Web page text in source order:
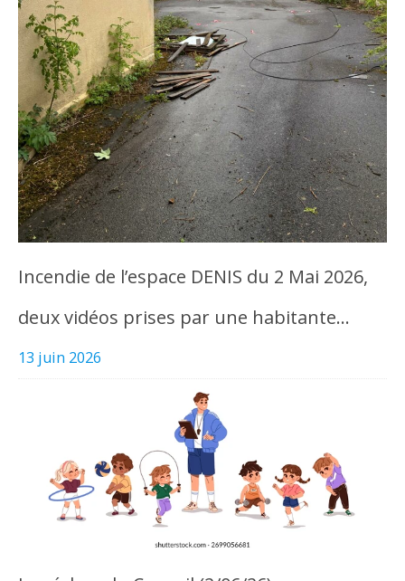
Incendie de l’espace DENIS du 2 Mai 2026,
deux vidéos prises par une habitante…
13 juin 2026